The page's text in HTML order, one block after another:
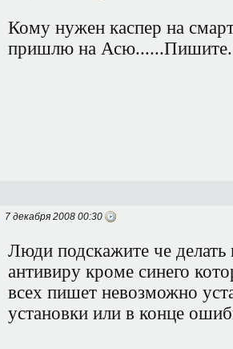
Кому нужен каспер на
пришлю на
7 декабря 2008 00:30
Люди подскажите че делать
антивиру кроме синего
всех пишет невозможно
установки или в конце